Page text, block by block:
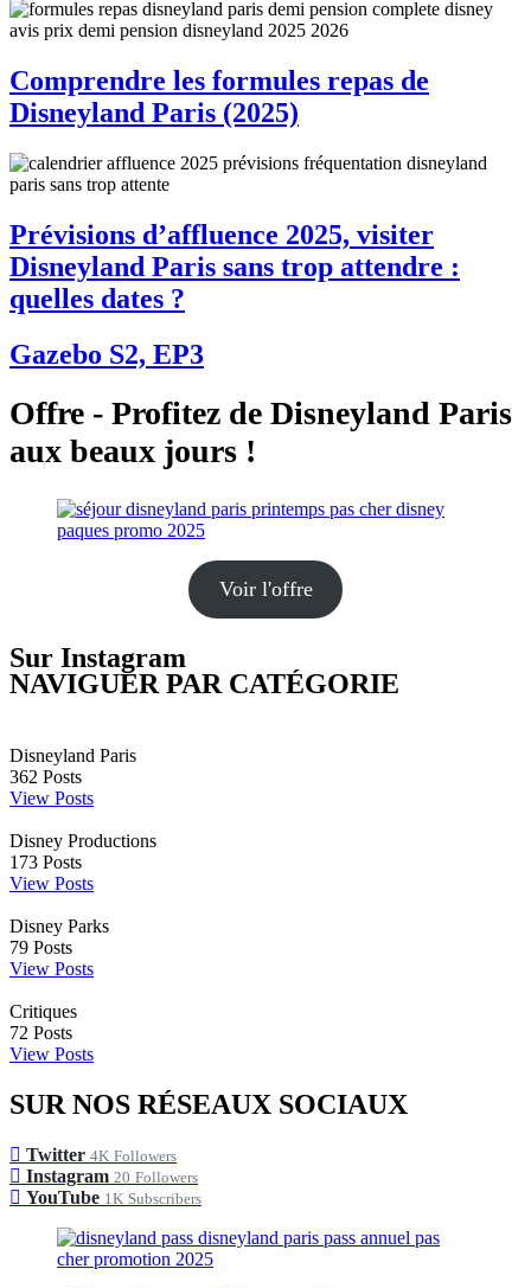
Comprendre les formules repas de
Disneyland Paris (2025)
Prévisions d’affluence 2025, visiter
Disneyland Paris sans trop attendre :
quelles dates ?
Gazebo S2, EP3
Offre - Profitez de Disneyland Paris
aux beaux jours !
Voir l'offre
Sur Instagram
NAVIGUER PAR CATÉGORIE
Disneyland Paris
362 Posts
View Posts
Disney Productions
173 Posts
View Posts
Disney Parks
79 Posts
View Posts
Critiques
72 Posts
View Posts
SUR NOS RÉSEAUX SOCIAUX
Twitter 4K Followers
Instagram 20 Followers
YouTube 1K Subscribers